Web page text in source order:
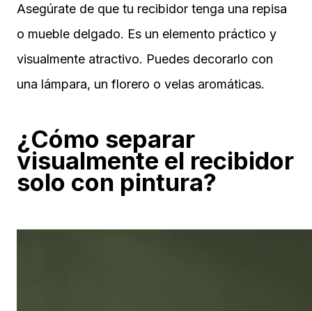
Asegúrate de que tu recibidor tenga una repisa
o mueble delgado. Es un elemento práctico y
visualmente atractivo. Puedes decorarlo con
una lámpara, un florero o velas aromáticas.
¿Cómo separar
visualmente el recibidor
solo con pintura?